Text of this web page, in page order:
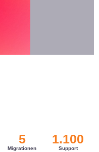
5
Migrationen
1.100
Support